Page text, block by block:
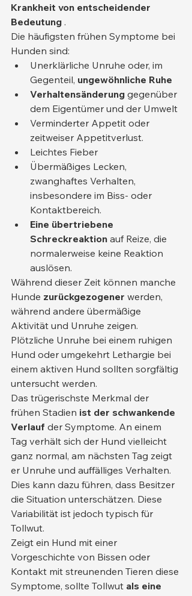
Krankheit von entscheidender
Bedeutung .
Die häufigsten frühen Symptome bei
Hunden sind:
Unerklärliche Unruhe oder, im
Gegenteil, ungewöhnliche Ruhe
Verhaltensänderung gegenüber
dem Eigentümer und der Umwelt
Verminderter Appetit oder
zeitweiser Appetitverlust.
Leichtes Fieber
Übermäßiges Lecken,
zwanghaftes Verhalten,
insbesondere im Biss- oder
Kontaktbereich.
Eine übertriebene
Schreckreaktion auf Reize, die
normalerweise keine Reaktion
auslösen.
Während dieser Zeit können manche
Hunde zurückgezogener werden,
während andere übermäßige
Aktivität und Unruhe zeigen.
Plötzliche Unruhe bei einem ruhigen
Hund oder umgekehrt Lethargie bei
einem aktiven Hund sollten sorgfältig
untersucht werden.
Das trügerischste Merkmal der
frühen Stadien ist der schwankende
Verlauf der Symptome. An einem
Tag verhält sich der Hund vielleicht
ganz normal, am nächsten Tag zeigt
er Unruhe und auffälliges Verhalten.
Dies kann dazu führen, dass Besitzer
die Situation unterschätzen. Diese
Variabilität ist jedoch typisch für
Tollwut.
Zeigt ein Hund mit einer
Vorgeschichte von Bissen oder
Kontakt mit streunenden Tieren diese
Symptome, sollte Tollwut als eine